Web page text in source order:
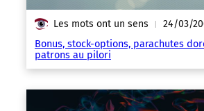
Les mots ont un sens | 24/03/
Bonus, stock-options, parachutes
patrons au pilori